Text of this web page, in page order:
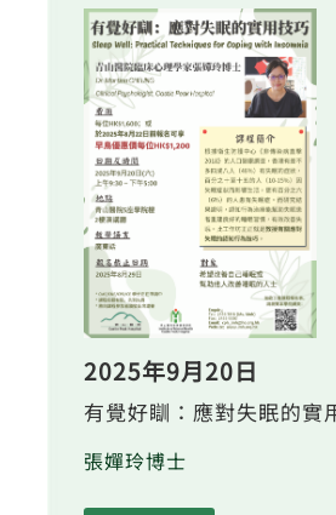
2025年9月20日
有覺好瞓：應對失眠的實
張嬋玲博士